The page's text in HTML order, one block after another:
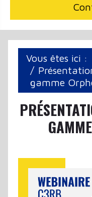
Vous êtes ici :
gamme